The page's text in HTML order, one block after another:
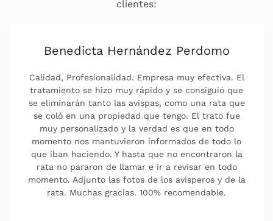
clientes:
Pili Sanagustin
Capacidad de respuesta, Profesionalidad,
Puntualidad, Valor La mejor empresa que conozco,
llevo con ellos años ,ahora ya más bien para
prevenir contra hormigas y cucas. Al ser un
contrato anual cada vez que me hace falta les
llamó , cuadramos cita y vienen , son muy serios y
profesionales al 100 %. Los recomiendo sin duda.